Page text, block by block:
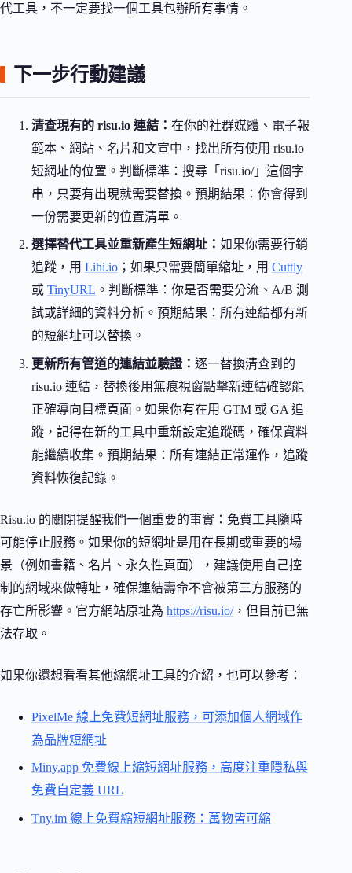
代工具，不一定要找一個工具包辦所有事情。
下一步行動建議
清查現有的 risu.io 連結： 在你的社群媒體、電子報
範本、網站、名片和文宣中，找出所有使用 risu.io
短網址的位置。判斷標準：搜尋「risu.io/」這個字
串，只要有出現就需要替換。預期結果：你會得到
一份需要更新的位置清單。
選擇替代工具並重新產生短網址： 如果你需要行銷
追蹤，用 Lihi.io ；如果只需要簡單縮址，用 Cuttly
或 TinyURL 。判斷標準：你是否需要分流、A/B 測
試或詳細的資料分析。預期結果：所有連結都有新
的短網址可以替換。
更新所有管道的連結並驗證： 逐一替換清查到的
risu.io 連結，替換後用無痕視窗點擊新連結確認能
正確導向目標頁面。如果你有在用 GTM 或 GA 追
蹤，記得在新的工具中重新設定追蹤碼，確保資料
能繼續收集。預期結果：所有連結正常運作，追蹤
資料恢復記錄。
Risu.io 的關閉提醒我們一個重要的事實：免費工具隨時
可能停止服務。如果你的短網址是用在長期或重要的場
景（例如書籍、名片、永久性頁面），建議使用自己控
制的網域來做轉址，確保連結壽命不會被第三方服務的
存亡所影響。官方網站原址為 https://risu.io/，但目前已無
法存取。
如果你還想看看其他縮網址工具的介紹，也可以參考：
PixelMe 線上免費短網址服務，可添加個人網域作
為品牌短網址
Miny.app 免費線上縮短網址服務，高度注重隱私與
免費自定義 URL
Tny.im 線上免費縮短網址服務：萬物皆可縮